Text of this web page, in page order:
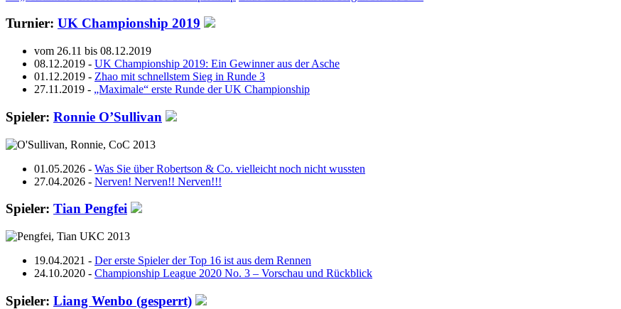
Turnier: UK Championship 2019
vom 26.11 bis 08.12.2019
08.12.2019 - UK Championship 2019: Ein Gewinner aus der Asche
01.12.2019 - Zhao mit schnellstem Sieg in Runde 3
27.11.2019 - „Maximale“ erste Runde der UK Championship
Spieler: Ronnie O’Sullivan
01.05.2026 - Was Sie über Robertson & Co. vielleicht noch nicht wussten
27.04.2026 - Nerven! Nerven!! Nerven!!!
Spieler: Tian Pengfei
19.04.2021 - Der erste Spieler der Top 16 ist aus dem Rennen
24.10.2020 - Championship League 2020 No. 3 – Vorschau und Rückblick
Spieler: Liang Wenbo (gesperrt)